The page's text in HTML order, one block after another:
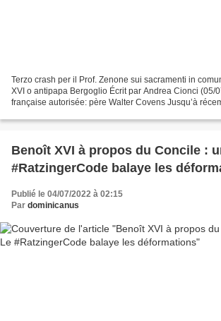
Terzo crash per il Prof. Zenone sui sacramenti in
XVI o antipapa Bergoglio Écrit par Andrea Cionci (05/
française autorisée: père Walter Covens Jusqu’à
Benoît XVI à propos du Concile :
#RatzingerCode balaye les
Publié le 04/07/2022 à 02:15
Par dominicanus